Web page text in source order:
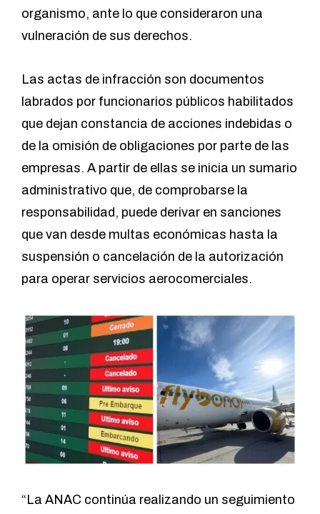
organismo, ante lo que consideraron una
vulneración de sus derechos.
Las actas de infracción son documentos
labrados por funcionarios públicos habilitados
que dejan constancia de acciones indebidas o
de la omisión de obligaciones por parte de las
empresas. A partir de ellas se inicia un sumario
administrativo que, de comprobarse la
responsabilidad, puede derivar en sanciones
que van desde multas económicas hasta la
suspensión o cancelación de la autorización
para operar servicios aerocomerciales.
“La ANAC continúa realizando un seguimiento